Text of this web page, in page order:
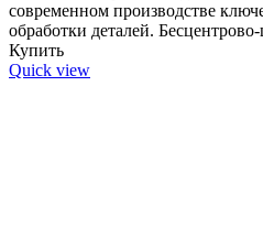
современном производстве
обработки деталей.
Купить
Quick view